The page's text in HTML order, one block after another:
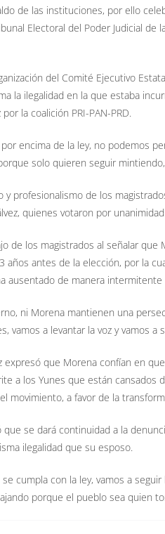
de las instituciones, por ello
Electoral del Poder Judicial de
del Comité Ejecutivo
la ilegalidad en la que estaba
la coalición PRI-PAN-PRD.
encima de la ley, no podemos
solo quieren seguir
y profesionalismo de los
quienes votaron por
de los magistrados al señalar
años antes de la elección, por la
ausentado de manera intermitente
ni Morena mantienen una
vamos a levantar la voz y vamos
expresó que Morena confían en
a los Yunes que están
movimiento, a favor de la
que se dará continuidad a la
ilegalidad que su esposo.
se cumpla con la ley, vamos a
porque el pueblo sea quien